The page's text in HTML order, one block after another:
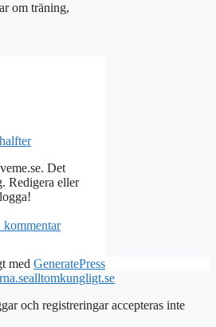
om träning,
Det
Redigera eller
kommentar
med GeneratePress
alltomkungligt.se
och registreringar accepteras inte